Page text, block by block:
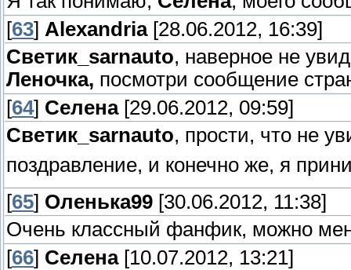
[63] Alexandria[28.06.2012, 16:39]
Светик_sarnauto, наверное не
Леночка, посмотри сообщение
[64] Селена[29.06.2012, 09:59]
Светик_sarnauto, прости, что не
поздравление, и конечно же, я
[65] Оленька99 [30.06.2012, 11:38]
Очень классный фанфик, можно
[66] Селена[10.07.2012, 13:21]